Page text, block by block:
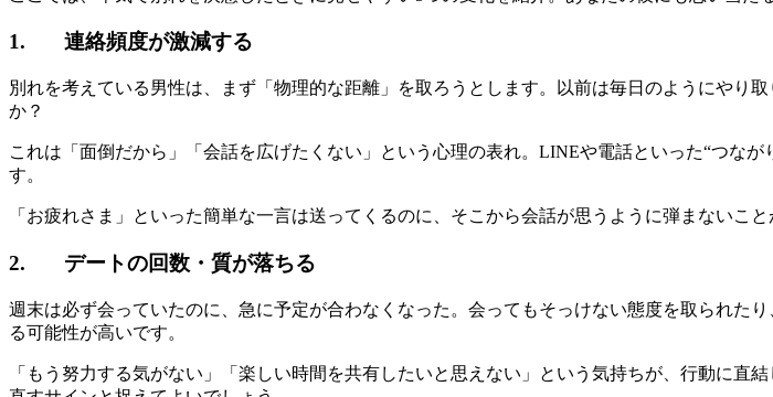
1. 連絡頻度が激減する
別れを考えている男性は、まず「物理的な距離」を取ろうとします。以前は毎日のようにやり
か？
これは「面倒だから」「会話を広げたくない」という心理の表れ。LINEや電話といった“つな
す。
「お疲れさま」といった簡単な一言は送ってくるのに、そこから会話が思うように弾まないこ
2. デートの回数・質が落ちる
週末は必ず会っていたのに、急に予定が合わなくなった。会ってもそっけない態度を取られた
る可能性が高いです。
「もう努力する気がない」「楽しい時間を共有したいと思えない」という気持ちが、行動に